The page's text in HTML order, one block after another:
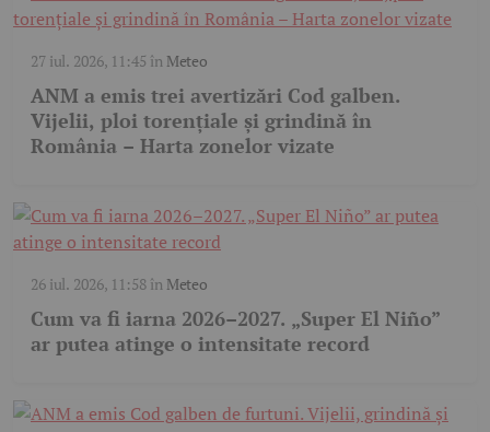
27 iul. 2026, 11:45 în Meteo
ANM a emis trei avertizări Cod galben.
Vijelii, ploi torențiale și grindină în
România – Harta zonelor vizate
26 iul. 2026, 11:58în Meteo
Cum va fi iarna 2026–2027. „Super El Niño”
ar putea atinge o intensitate record